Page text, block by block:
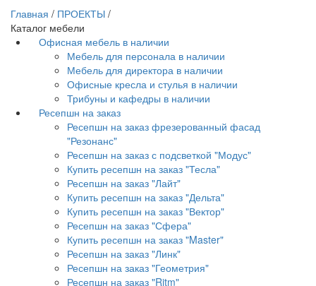
Главная / ПРОЕКТЫ /
Каталог мебели
Офисная мебель в наличии
Мебель для персонала в наличии
Мебель для директора в наличии
Офисные кресла и стулья в наличии
Трибуны и кафедры в наличии
Ресепшн на заказ
Ресепшн на заказ фрезерованный фасад
"Резонанс"
Ресепшн на заказ с подсветкой "Модус"
Купить ресепшн на заказ "Тесла"
Ресепшн на заказ "Лайт"
Купить ресепшн на заказ "Дельта"
Купить ресепшн на заказ "Вектор"
Ресепшн на заказ "Сфера"
Купить ресепшн на заказ "Master"
Ресепшн на заказ "Линк"
Ресепшн на заказ "Геометрия"
Ресепшн на заказ "Ritm"